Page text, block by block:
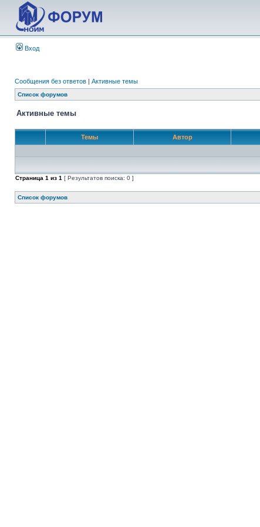
Вход
Сообщения без ответов | Активные темы
Список форумов
Активные темы
Темы Автор
Страница 1 из 1 [ Результатов поиска: 0 ]
Список форумов